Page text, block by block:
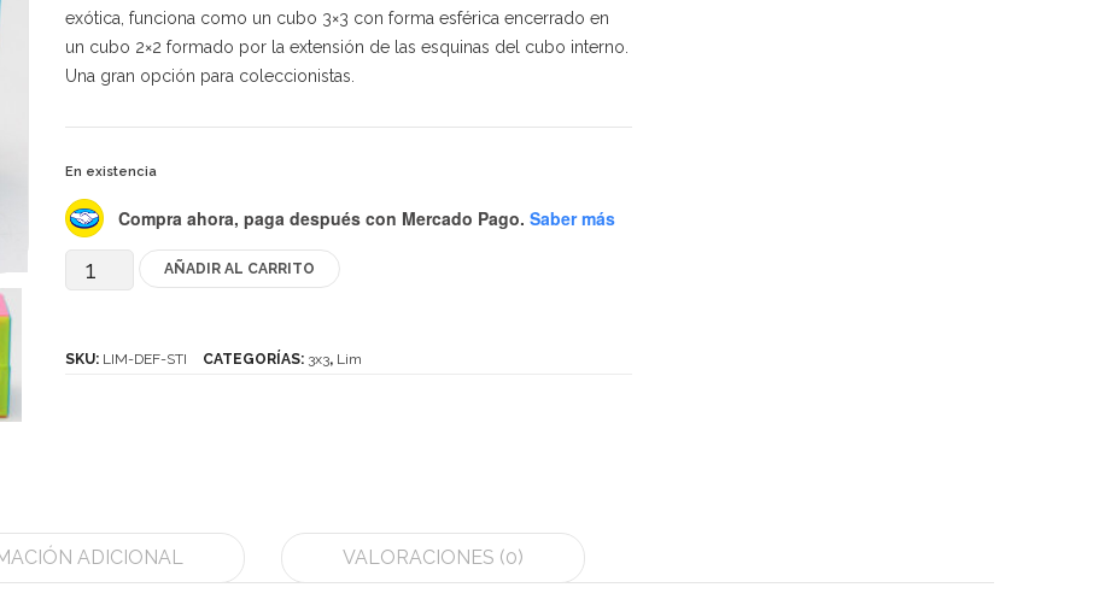
exótica, funciona como un cubo 3×3 con forma esférica encerrado en
un cubo 2×2 formado por la extensión de las esquinas del cubo interno.
Una gran opción para coleccionistas.
En existencia
Compra ahora, paga después con Mercado Pago. Saber más
LimCube AÑADIR AL CARRITO
SKU: LIM-DEF-STI CATEGORÍAS: 3x3, Lim
ADICIONAL VALORACIONES (0)